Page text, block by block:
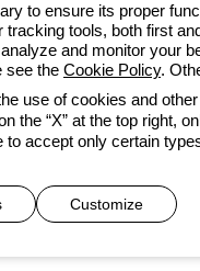
32 422
Wszystkie
to the direction
to ensure its proper
tools, both first
and monitor your
see the Cookie Policy.
use of cookies and
the “X” at the top right,
accept only certain
Customize